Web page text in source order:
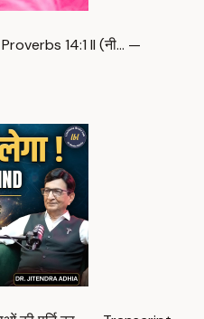
Proverbs 14:1 ll (नी… —